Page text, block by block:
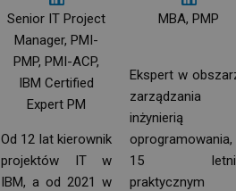
Senior IT Project
Manager, PMI-
PMP, PMI-ACP,
IBM Certified
Expert PM
Od 12 lat kierownik
projektów IT w
IBM, a od 2021 w
MBA, PMP
Ekspert w
zarządzania
inżynierią
15
praktycznym